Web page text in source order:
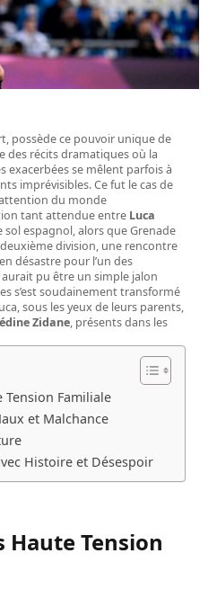
possède ce pouvoir unique de
des récits dramatiques où la
exacerbées se mêlent parfois à
imprévisibles. Ce fut le cas de
du monde
tant attendue entre Luca
sol espagnol, alors que Grenade
division, une rencontre
désastre pour l’un des
pu être un simple jalon
s’est soudainement transformé
sous les yeux de leurs parents,
Zidane, présents dans les
Tension Familiale
et Malchance
Histoire et Désespoir
Haute Tension